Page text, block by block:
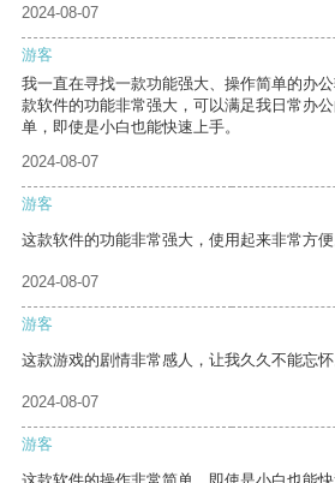
2024-08-07
游客
我一直在寻找一款功能强大、操作简单的办
款软件的功能非常强大，可以满足我日常办
单，即使是小白也能快速上手。
2024-08-07
游客
这款软件的功能非常强大，使用起来非常方便
2024-08-07
游客
这款游戏的剧情非常感人，让我久久不能忘怀
2024-08-07
游客